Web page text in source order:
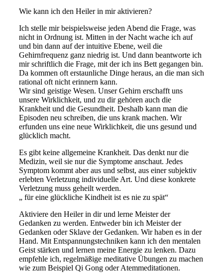
Wie kann ich den Heiler in mir aktivieren?
Ich stelle mir beispielsweise jeden Abend die Frage, was
nicht in Ordnung ist. Mitten in der Nacht wache ich auf
und bin dann auf der intuitive Ebene, weil die
Gehirnfrequenz ganz niedrig ist. Und dann beantworte ich
mir schriftlich die Frage, mit der ich ins Bett gegangen bin.
Da kommen oft erstaunliche Dinge heraus, an die man sich
rational oft nicht erinnern kann.
Wir sind geistige Wesen. Unser Gehirn erschafft uns
unsere Wirklichkeit, und zu dir gehören auch die
Krankheit und die Gesundheit. Deshalb kann man die
Episoden neu schreiben, die uns krank machen. Wir
erfunden uns eine neue Wirklichkeit, die uns gesund und
glücklich macht.
Es gibt keine allgemeine Krankheit. Das denkt nur die
Medizin, weil sie nur die Symptome anschaut. Jedes
Symptom kommt aber aus und selbst, aus einer subjektiv
erlebten Verletzung individuelle Art. Und diese konkrete
Verletzung muss geheilt werden.
„ für eine glückliche Kindheit ist es nie zu spät“
Aktiviere den Heiler in dir und lerne Meister der
Gedanken zu werden. Entweder bin ich Meister der
Gedanken oder Sklave der Gedanken. Wir haben es in der
Hand. Mit Entspannungstechniken kann ich den mentalen
Geist stärken und lernen meine Energie zu lenken. Dazu
empfehle ich, regelmäßige meditative Übungen zu machen
wie zum Beispiel Qi Gong oder Atemmeditationen.